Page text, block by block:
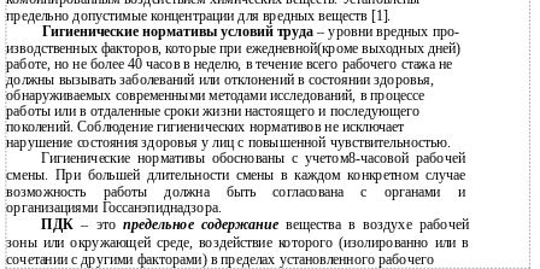
предельно допустимые концентрации для вредных веществ [1].
Гигиенические нормативы условий труда– уровни вредных про-
изводственных факторов, которые при ежедневной(кроме выходных дней)
работе, но не более 40 часов в неделю, в течение всего рабочего стажа не
должны вызывать заболеваний или отклонений в состоянии здоровья,
обнаруживаемых современными методами исследований, в процессе
работы или в отдаленные сроки жизни настоящего и последующего
поколений. Соблюдение гигиенических нормативов не исключает
нарушение состояния здоровья у лиц с повышенной чувствительностью.
Гигиенические нормативы обоснованы с учетом8-часовой рабочей
смены. При большей длительности смены в каждом конкретном случае
возможность работы должна быть согласована с органами и
организациями Госсанэпиднадзора.
ПДК – этопредельное содержаниевещества в воздухе рабочей
зоны или окружающей среде, воздействие которого (изолированно или в
сочетании с другими факторами) в пределах установленного рабочего